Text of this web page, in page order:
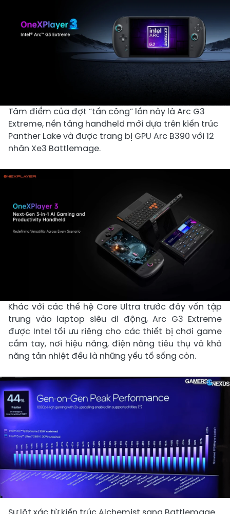
Tâm điểm của đợt “tấn công” lần này là Arc G3
Extreme, nền tảng handheld mới dựa trên kiến trúc
Panther Lake và được trang bị GPU Arc B390 với 12
nhân Xe3 Battlemage.
Khác với các thế hệ Core Ultra trước đây vốn tập
trung vào laptop siêu di động, Arc G3 Extreme
được Intel tối ưu riêng cho các thiết bị chơi game
cầm tay, nơi hiệu năng, điện năng tiêu thụ và khả
năng tản nhiệt đều là những yếu tố sống còn.